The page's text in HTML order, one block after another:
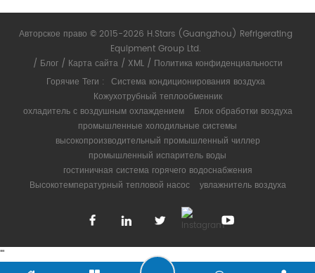
Авторское право © 2015-2026 H.Stars (Guangzhou) Refrigerating
Equipment Group Ltd.
/ Блог/ Карта сайта/ XML/ Политика конфиденциальности
Горячие Теги : Система кондиционирования воздуха
Кожухотрубный теплообменник
охладитель с воздушным охлаждением
Блок обработки воздуха
промышленные холодильные системы
высокопроизводительный промышленный чиллер
промышленный испаритель воды
гостиничная система горячего водоснабжения
Высокотемпературный тепловой насос
увлажнитель воздуха
""